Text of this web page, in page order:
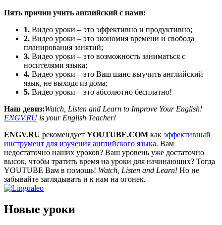
Пять причин учить английский с нами:
1. Видео уроки – это эффективно и продуктивно;
2. Видео уроки – это экономия времени и свобода
планирования занятий;
3. Видео уроки – это возможность заниматься с
носителями языка;
4. Видео уроки – это Ваш шанс выучить английский
язык, не выходя из дома;
5. Видео уроки – это абсолютно бесплатно!
Наш девиз:Watch, Listen and Learn to Improve Your English!
ENGV.RUis your English Teacher!
ENGV.RU рекомендует YOUTUBE.COM как эффективный
инструмент для изучения английского языка. Вам
недостаточно наших уроков? Ваш уровень уже достаточно
высок, чтобы тратить время на уроки для начинающих? Тогда
YOUTUBE Вам в помощь! Watch, Listen and Learn! Но не
забывайте заглядывать и к нам на огонек.
Новые уроки